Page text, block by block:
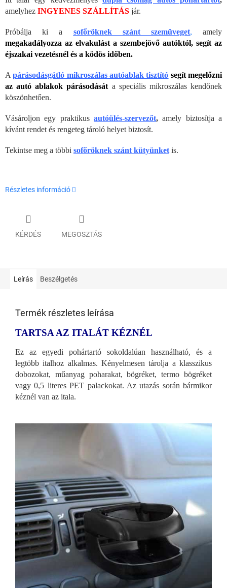
amelyhez INGYENES SZÁLLÍTÁS jár.
Próbálja ki a sofőröknek szánt szemüveget, amely
megakadályozza az elvakulást a szembejövő autóktól, segít az
éjszakai vezetésnél és a ködös időben.
Apárásodásgátló mikroszálas autóablak tisztító segít megelőzni
az autó ablakok párásodását a speciális mikroszálas kendőnek
köszönhetően.
Vásároljon egy praktikus autóülés-szervezőt, amely biztosítja a
kívánt rendet és rengeteg tároló helyet biztosít.
Tekintse meg a többi sofőröknek szánt kütyünket is.
Részletes információ
KÉRDÉS MEGOSZTÁS
Leírás Beszélgetés
Termék részletes leírása
TARTSA AZ ITALÁT KÉZNÉL
Ez az egyedi pohártartó sokoldalúan használható, és a
legtöbb italhoz alkalmas. Kényelmesen tárolja a klasszikus
dobozokat, műanyag poharakat, bögréket, termo bögréket
vagy 0,5 literes PET palackokat. Az utazás során bármikor
kéznél van az itala.